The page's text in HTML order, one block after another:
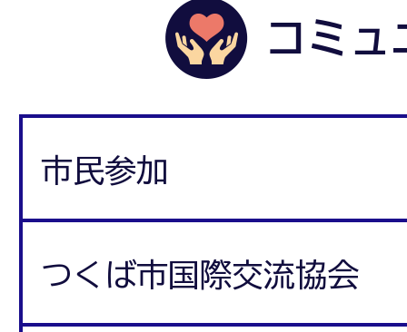
コミュ
市民参加
つくば市国際交流協会